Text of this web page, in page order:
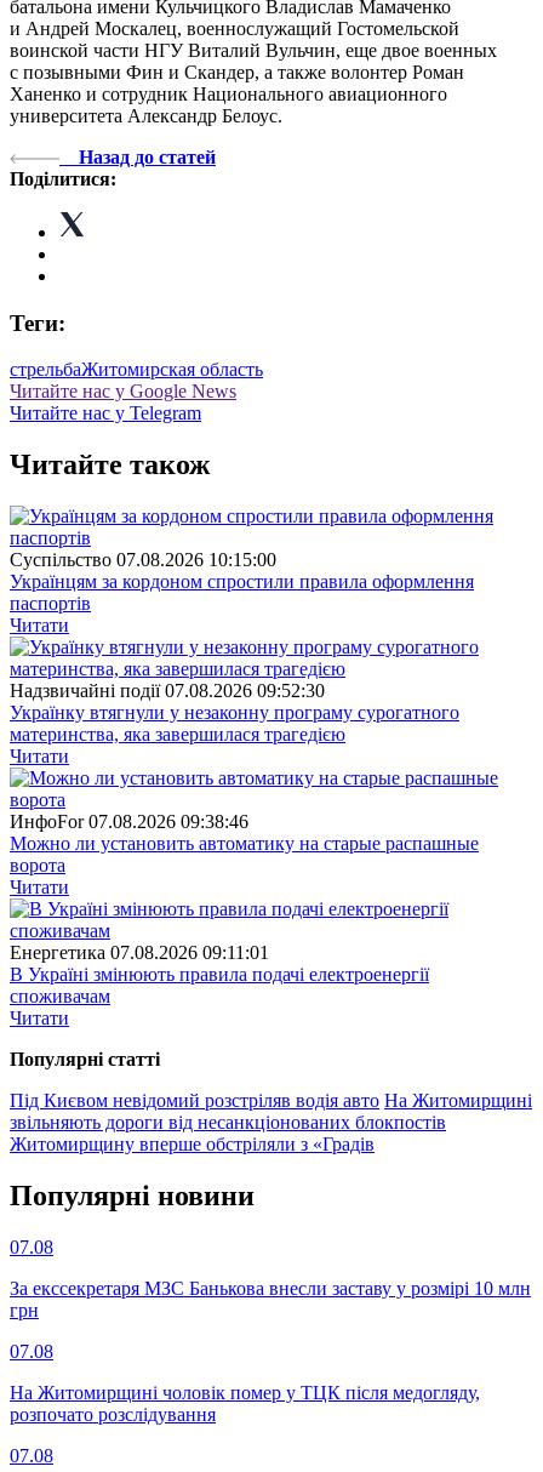
батальона имени Кульчицкого Владислав Мамаченко
и Андрей Москалец, военнослужащий Гостомельской
воинской части НГУ Виталий Вульчин, еще двое военных
с позывными Фин и Скандер, а также волонтер Роман
Ханенко и сотрудник Национального авиационного
университета Александр Белоус.
Назад до статей
Поділитися:
Теги:
стрельбаЖитомирская область
Читайте нас у Google News
Читайте нас у Telegram
Читайте також
Суспiльство 07.08.2026 10:15:00
Українцям за кордоном спростили правила оформлення
паспортів
Читати
Надзвичайні події 07.08.2026 09:52:30
Українку втягнули у незаконну програму сурогатного
материнства, яка завершилася трагедією
Читати
ИнфоFor 07.08.2026 09:38:46
Можно ли установить автоматику на старые распашные
ворота
Читати
Енергетика 07.08.2026 09:11:01
В Україні змінюють правила подачі електроенергії
споживачам
Читати
Популярнi статтi
Під Києвом невідомий розстріляв водія авто На Житомирщині
звільняють дороги від несанкціонованих блокпостів
Житомирщину вперше обстріляли з «Градів
Популярнi новини
07.08
За екссекретаря МЗС Банькова внесли заставу у розмірі 10 млн
грн
07.08
На Житомирщині чоловік помер у ТЦК після медогляду,
розпочато розслідування
07.08